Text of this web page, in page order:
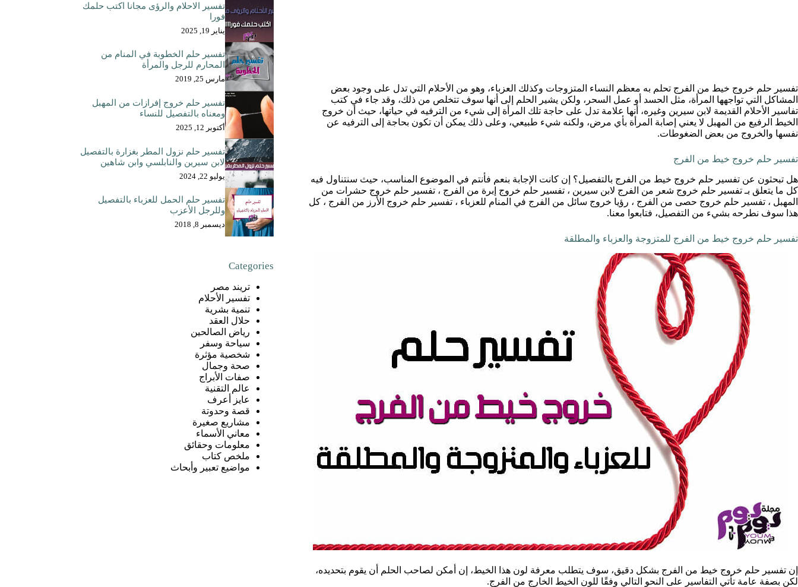
تفسير حلم خروج خيط من الفرج تحلم به معظم النساء المتزوجات وكذلك العزباء، وهو من الأحلام التي تدل على وجود بعض
المشاكل التي تواجهها المرأة، مثل الحسد أو عمل السحر، ولكن يشير الحلم إلى أنها سوف تتخلص من ذلك، وقد جاء في كتب
تفاسير الأحلام القديمة لابن سيرين وغيره، أنها علامة تدل على حاجة تلك المرأة إلى شيء من الترفيه في حياتها، حيث أن خروج
الخيط الرفيع من المهبل لا يعني إصابة المرأة بأي مرض، ولكنه شيء طبيعي، وعلى ذلك يمكن أن تكون بحاجة إلى الترفيه عن
نفسها والخروج من بعض الضغوطات.
تفسير حلم خروج خيط من الفرج
هل تبحثون عن تفسير حلم خروج خيط من الفرج بالتفصيل؟ إن كانت الإجابة بنعم فأنتم في الموضوع المناسب، حيث سنتناول فيه
كل ما يتعلق بـ تفسير حلم خروج شعر من الفرج لابن سيرين ، تفسير حلم خروج إبرة من الفرج ، تفسير حلم خروج حشرات من
المهبل ، تفسير حلم خروج حصى من الفرج ، رؤيا خروج سائل من الفرج في المنام للعزباء ، تفسير حلم خروج الأرز من الفرج ، كل
هذا سوف نطرحه بشيء من التفصيل، فتابعوا معنا.
تفسير حلم خروج خيط من الفرج للمتزوجة والعزباء والمطلقة
إن تفسير حلم خروج خيط من الفرج بشكل دقيق، سوف يتطلب معرفة لون هذا الخيط، إن أمكن لصاحب الحلم أن يقوم بتحديده،
لكن بصفة عامة تأتي التفاسير على النحو التالي وفقًا للون الخيط الخارج من الفرج.
تفسير الاحلام والرؤى مجانا اكتب حلمك
فورا
يناير 19, 2025
تفسير حلم الخطوبة في المنام من
المحارم للرجل والمرأة
مارس 25, 2019
تفسير حلم خروج إفرازات من المهبل
ومعناه بالتفصيل للنساء
أكتوبر 12, 2025
تفسير حلم نزول المطر بغزارة بالتفصيل
لابن سيرين والنابلسي وابن شاهين
يوليو 22, 2024
تفسير حلم الحمل للعزباء بالتفصيل
وللرجل الأعزب
ديسمبر 8, 2018
Categories
تريند مصر
تفسير الأحلام
تنمية بشرية
حلال العقد
رياض الصالحين
سياحة وسفر
شخصية مؤثرة
صحة وجمال
صفات الأبراج
عالم التقنية
عايز أعرف
قصة وحدوتة
مشاريع صغيرة
معاني الأسماء
معلومات وحقائق
ملخص كتاب
مواضيع تعبير وأبحاث